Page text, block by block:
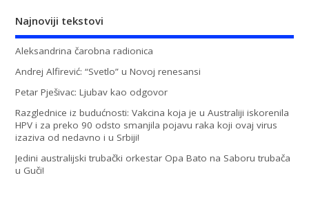
Najnoviji tekstovi
Aleksandrina čarobna radionica
Andrej Alfirević: “Svetlo” u Novoj renesansi
Petar Pješivac: Ljubav kao odgovor
Razglednice iz budućnosti: Vakcina koja je u Australiji iskorenila
HPV i za preko 90 odsto smanjila pojavu raka koji ovaj virus
izaziva od nedavno i u Srbiji!
Jedini australijski trubački orkestar Opa Bato na Saboru trubača
u Guči!